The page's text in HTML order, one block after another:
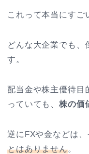
これって本当にすご
どんな大企業でも、
す。
配当金や株主優待目
っていても、株の価
逆にFXや金などは
とはありません。